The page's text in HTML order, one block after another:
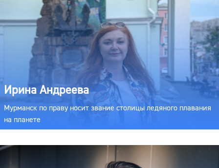
Ирина Андреева
Мурманск по праву носит звание столицы ледяного плавания
на планете